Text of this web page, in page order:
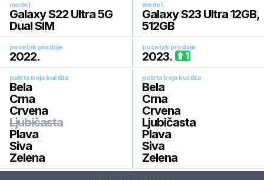
model
Galaxy S22 Ultra 5G
Dual SIM
model
Galaxy S23 Ultra 12GB,
512GB
pocetak prodaje
2022.
pocetak prodaje
2023. 1
paleta boja kućišta
Bela
Crna
Crvena
Ljubičasta
Plava
Siva
Zelena
paleta boja kućišta
Bela
Crna
Crvena
Ljubičasta
Plava
Siva
Zelena